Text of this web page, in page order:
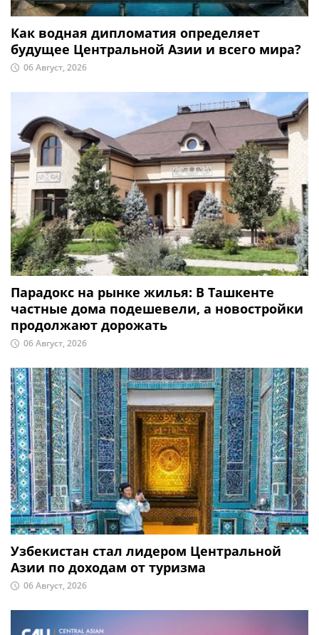
Как водная дипломатия определяет
будущее Центральной Азии и всего мира?
06 Август, 2026
Парадокс на рынке жилья: В Ташкенте
частные дома подешевели, а новостройки
продолжают дорожать
06 Август, 2026
Узбекистан стал лидером Центральной
Азии по доходам от туризма
06 Август, 2026